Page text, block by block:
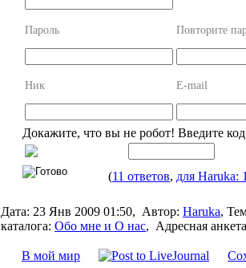
Пароль Повторите
Ник E-mail
Докажите, что вы не робот! Введите
(11 ответов, для Haruka:
Дата: 23 Янв 2009 01:50, Автор: Haruka,
каталога: Обо мне и О нас, Адресная
В мой мир